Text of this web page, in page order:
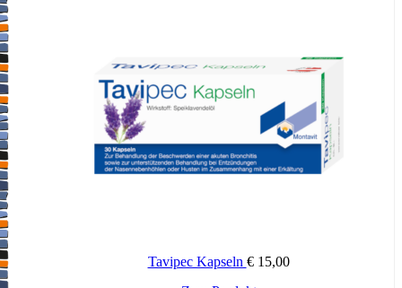
Tavipec Kapseln €15,00